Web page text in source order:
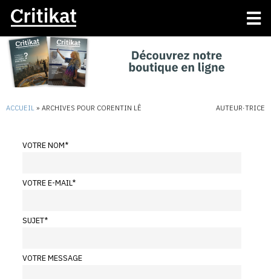
ACCUEIL » ARCHIVES POUR CORENTIN LÊ AUTEUR·TRICE
VOTRE NOM*
VOTRE E-MAIL*
SUJET*
VOTRE MESSAGE